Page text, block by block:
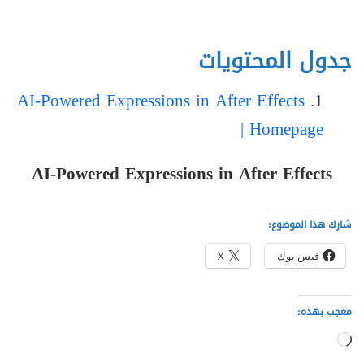
جدول المحتويات
AI-Powered Expressions in After Effects
| Homepage
AI-Powered Expressions in After Effects
شارك هذا الموضوع:
فيس بوك X
معجب بهذه:
جاري